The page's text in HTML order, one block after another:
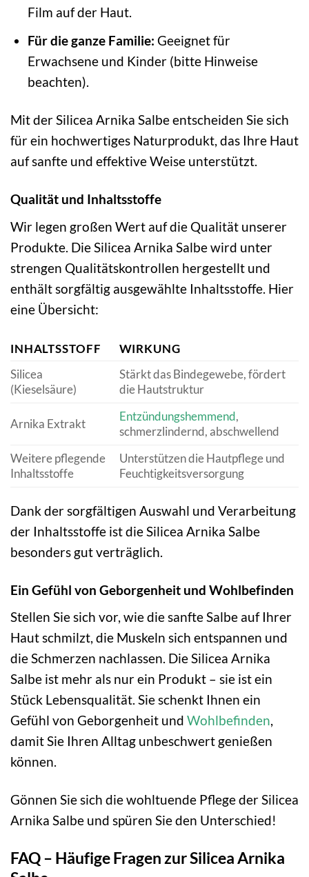
Film auf der Haut.
Für die ganze Familie: Geeignet für
Erwachsene und Kinder (bitte Hinweise
beachten).
Mit der Silicea Arnika Salbe entscheiden Sie sich
für ein hochwertiges Naturprodukt, das Ihre Haut
auf sanfte und effektive Weise unterstützt.
Qualität und Inhaltsstoffe
Wir legen großen Wert auf die Qualität unserer
Produkte. Die Silicea Arnika Salbe wird unter
strengen Qualitätskontrollen hergestellt und
enthält sorgfältig ausgewählte Inhaltsstoffe. Hier
eine Übersicht:
INHALTSSTOFF
WIRKUNG
Silicea
(Kieselsäure)
Stärkt das Bindegewebe, fördert
die Hautstruktur
Arnika Extrakt
Entzündungshemmend,
schmerzlindernd, abschwellend
Weitere pflegende
Inhaltsstoffe
Unterstützen die Hautpflege und
Feuchtigkeitsversorgung
Dank der sorgfältigen Auswahl und Verarbeitung
der Inhaltsstoffe ist die Silicea Arnika Salbe
besonders gut verträglich.
Ein Gefühl von Geborgenheit und Wohlbefinden
Stellen Sie sich vor, wie die sanfte Salbe auf Ihrer
Haut schmilzt, die Muskeln sich entspannen und
die Schmerzen nachlassen. Die Silicea Arnika
Salbe ist mehr als nur ein Produkt – sie ist ein
Stück Lebensqualität. Sie schenkt Ihnen ein
Gefühl von Geborgenheit und Wohlbefinden,
damit Sie Ihren Alltag unbeschwert genießen
können.
Gönnen Sie sich die wohltuende Pflege der Silicea
Arnika Salbe und spüren Sie den Unterschied!
FAQ – Häufige Fragen zur Silicea Arnika